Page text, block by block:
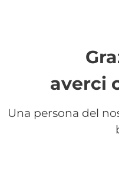
averci
Una persona del